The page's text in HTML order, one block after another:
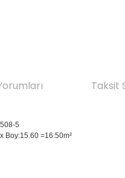
Taksit
5
Boy:15.60 =16.50m²